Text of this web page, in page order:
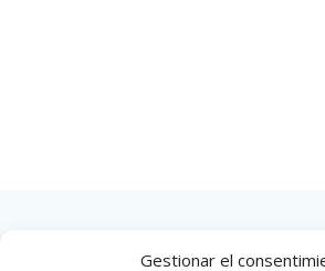
Gestionar elINICIO